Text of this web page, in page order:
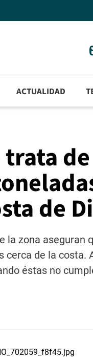
ACTUALIDAD
trata
de
la zona
cerca de la costa.
éstas no